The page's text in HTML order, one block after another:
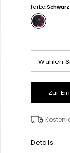
377,00
Farbe:Schwarz
Wählen
Zur
Details